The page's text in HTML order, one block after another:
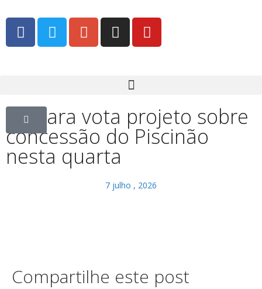
Câmara vota projeto sobre
concessão do Piscinão
nesta quarta
7 julho , 2026
Compartilhe este post